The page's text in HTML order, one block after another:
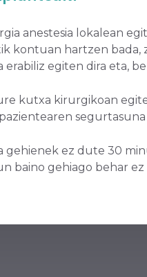
anestesia lokalean
kontuan hartzen
egiten dira eta,
kutxa kirurgikoan
ez dute 30
baino gehiago behar